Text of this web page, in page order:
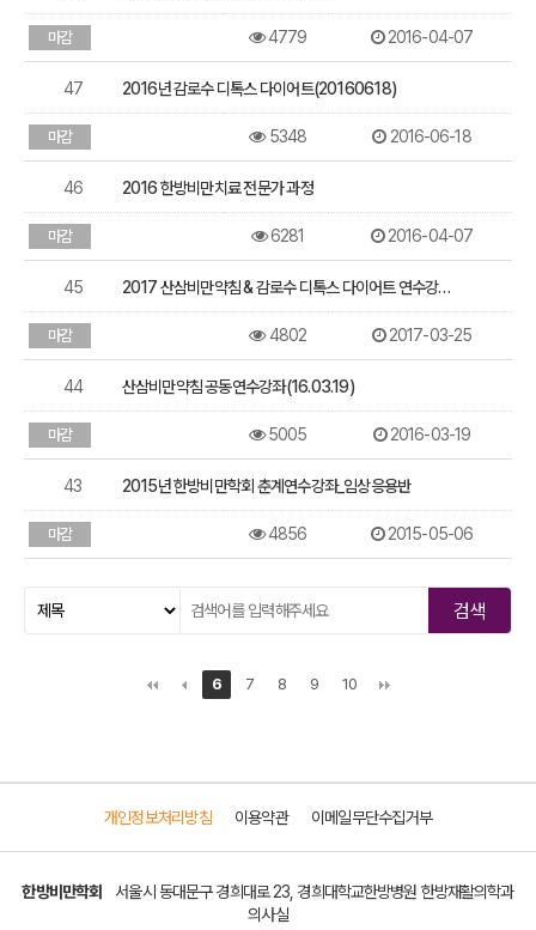
마감 4779 2016-04-07
47 2016년 감로수 디톡스 다이어트(20160618)
마감 5348 2016-06-18
46 2016 한방비만치료 전문가 과정
마감 6281 2016-04-07
45 2017 산삼비만약침 & 감로수 디톡스 다이어트 연수강…
마감 4802 2017-03-25
44 산삼비만약침 공동연수강좌(16.03.19)
마감 5005 2016-03-19
43 2015년 한방비만학회 춘계연수강좌_임상응용반
마감 4856 2015-05-06
6 7 8 9 10
개인정보처리방침 이용약관 이메일무단수집거부
한방비만학회
서울시 동대문구 경희대로 23, 경희대학교한방병원 한방재활의학과
의사실